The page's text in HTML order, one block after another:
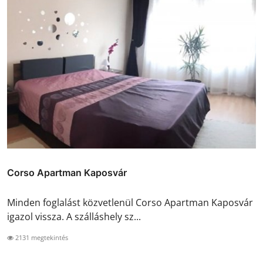
Corso Apartman Kaposvár
Minden foglalást közvetlenül Corso Apartman Kaposvár
igazol vissza. A szálláshely sz...
2131 megtekintés